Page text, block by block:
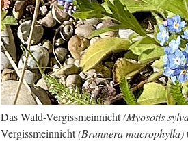
Das Wald-Vergissmeinnicht(Myosotis
Vergissmeinnicht(Brunnera macrophylla)